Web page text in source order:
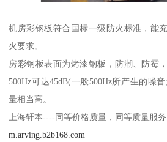
机房彩钢板符合国标一级防火标准，能
火要求。
房彩钢板表面为烤漆钢板，防潮、防霉
500Hz可达45dB(一般500Hz所产生的噪
量相当高。
上海轩本----同等价格质量，同等质量服
m.arving.b2b168.com